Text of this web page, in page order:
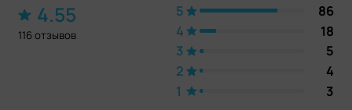
4.55
116 отзывов
5
86
4
18
3
5
2
4
1
3